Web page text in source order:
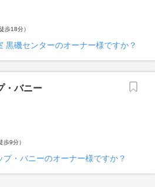
歩18分）
黒磯センターのオーナー様ですか？
・バニー
9分）
プ・バニーのオーナー様ですか？